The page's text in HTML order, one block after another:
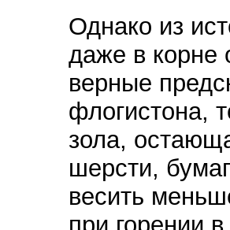
Однако из
даже в корне
верные
флогистона,
зола,
шерсти,
весить